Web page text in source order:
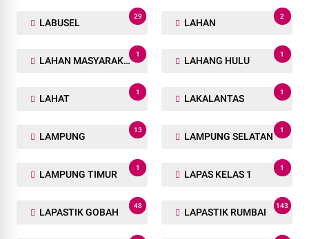
LABUSEL
29
LAHAN
2
LAHAN MASYARAKAT
1
LAHANG HULU
1
LAHAT
1
LAKALANTAS
1
LAMPUNG
13
LAMPUNG SELATAN
1
LAMPUNG TIMUR
1
LAPAS KELAS 1
1
LAPASTIK GOBAH
48
LAPASTIK RUMBAI
143